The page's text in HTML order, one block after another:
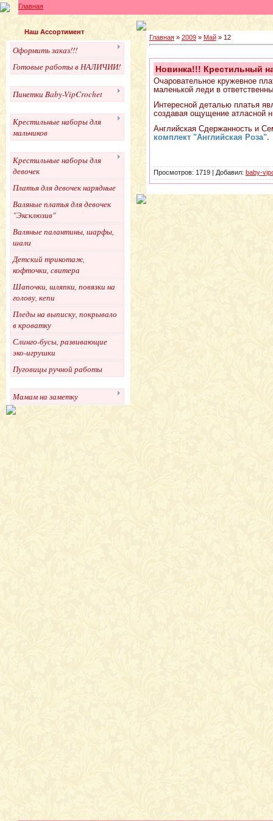
Главная
Наш Ассортимент
Оформить заказ!!!
Готовые работы в НАЛИЧИИ!
Пинетки Baby-VipCrochet
Крестильные наборы для
мальчиков
Крестильные наборы для
девочек
Платья для девочек нарядные
Валяные платья для девочек
"Эксклюзив"
Валяные палантины, шарфы,
шали
Детский трикотаж,
кофточки, свитера
Шапочки, шляпки, повязки на
голову, кепи
Пледы на выписку, покрывало
в кроватку
Слинго-бусы, развивающие
эко-игрушки
Пуговицы ручной работы
Мамам на заметку
Главная» 2009 » Май » 12
Новинка!!! Крестильный
Очаровательное кружевное
маленькой леди в
Интересной деталью платья
создавая ощущение атласной
Английская Сдержанность и
комплект "Английская Роза".
Просмотров: 1719 Добавил: baby-